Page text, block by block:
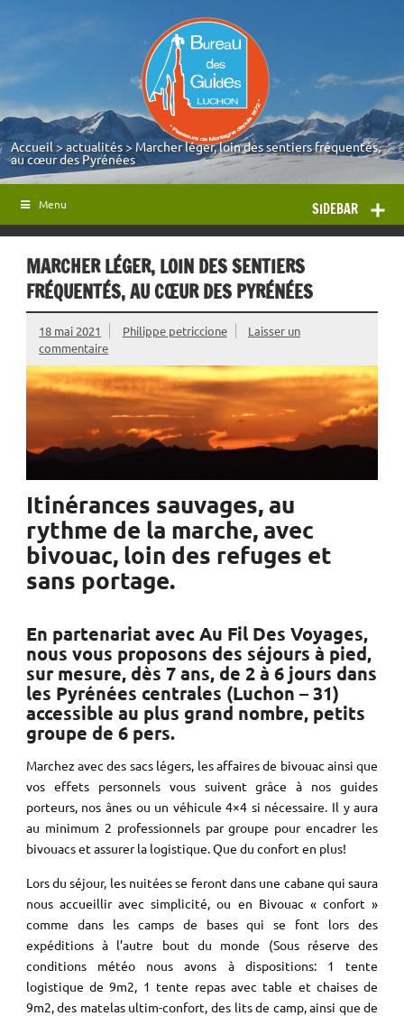
Accueil>actualités>Marcher léger, loin des sentiers fréquentés,
au cœur des Pyrénées
SIDEBAR
Menu
MARCHER LÉGER, LOIN DES SENTIERS
FRÉQUENTÉS, AU CŒUR DES PYRÉNÉES
18 mai 2021 Philippe petriccione
Laisser un
commentaire
Itinérances sauvages, au
rythme de la marche, avec
bivouac, loin des refuges et
sans portage.
En partenariat avec Au Fil Des Voyages,
nous vous proposons des séjours à pied,
sur mesure, dès 7 ans, de 2 à 6 jours dans
les Pyrénées centrales (Luchon – 31)
accessible au plus grand nombre, petits
groupe de 6 pers.
Marchez avec des sacs légers, les affaires de bivouac ainsi que
vos effets personnels vous suivent grâce à nos guides
porteurs, nos ânes ou un véhicule 4×4 si nécessaire. Il y aura
au minimum 2 professionnels par groupe pour encadrer les
bivouacs et assurer la logistique. Que du confort en plus!
Lors du séjour, les nuitées se feront dans une cabane qui saura
nous accueillir avec simplicité, ou en Bivouac « confort »
comme dans les camps de bases qui se font lors des
expéditions à l’autre bout du monde (Sous réserve des
conditions météo nous avons à dispositions: 1 tente
logistique de 9m2, 1 tente repas avec table et chaises de
9m2, des matelas ultim-confort, des lits de camp, ainsi que de